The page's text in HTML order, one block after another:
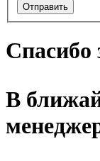
Отправить
Спасибо
В